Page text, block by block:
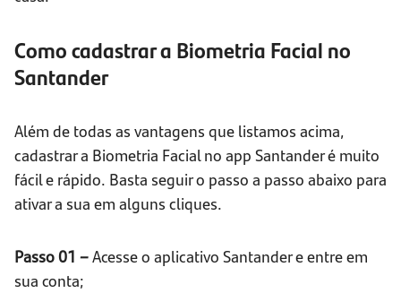
Como cadastrar a Biometria Facial no
Santander
Além de todas as vantagens que listamos acima,
cadastrar a Biometria Facial no app Santander é muito
fácil e rápido. Basta seguir o passo a passo abaixo para
ativar a sua em alguns cliques.
Passo 01 –Acesse o aplicativo Santander e entre em
sua conta;